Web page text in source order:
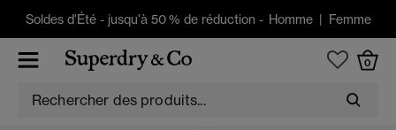
Soldes d'Été -jusqu'à 50 % de réduction - Homme| Femme
0